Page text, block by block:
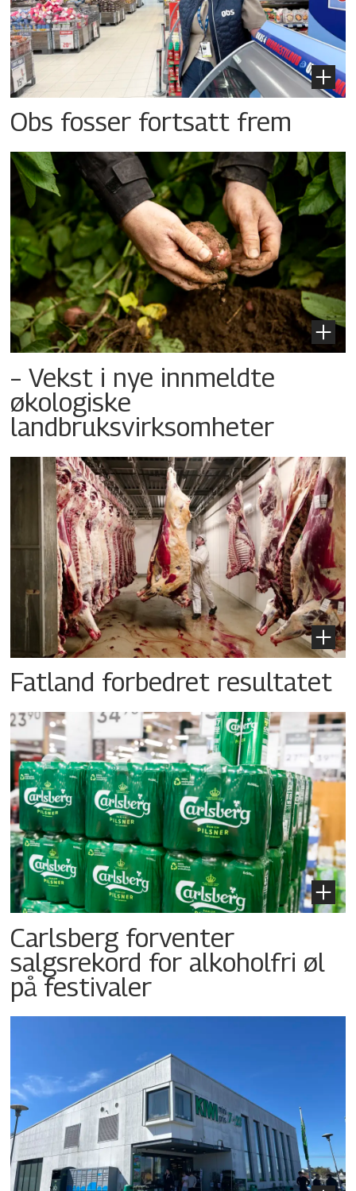
Obs fosser fortsatt frem
– Vekst i nye innmeldte
økologiske
landbruksvirksomheter
Fatland forbedret resultatet
Carlsberg forventer
salgsrekord for alkoholfri øl
på festivaler